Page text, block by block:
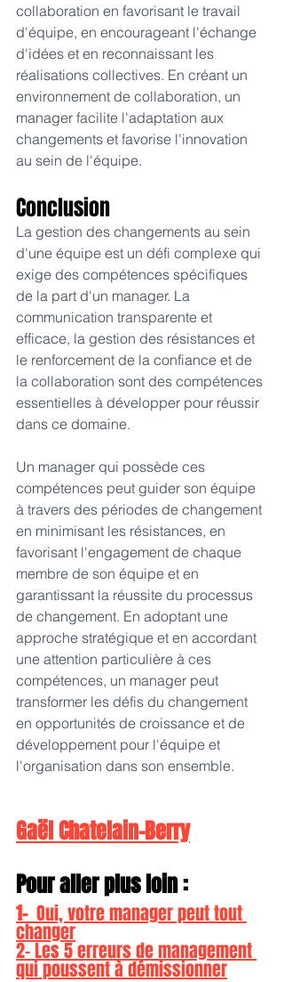
collaboration en favorisant le travail
d'équipe, en encourageant l'échange
d'idées et en reconnaissant les
réalisations collectives. En créant un
environnement de collaboration, un
manager facilite l'adaptation aux
changements et favorise l'innovation
au sein de l'équipe.
Conclusion
La gestion des changements au sein
d'une équipe est un défi complexe qui
exige des compétences spécifiques
de la part d'un manager. La
communication transparente et
efficace, la gestion des résistances et
le renforcement de la confiance et de
la collaboration sont des compétences
essentielles à développer pour réussir
dans ce domaine.
Un manager qui possède ces
compétences peut guider son équipe
à travers des périodes de changement
en minimisant les résistances, en
favorisant l'engagement de chaque
membre de son équipe et en
garantissant la réussite du processus
de changement. En adoptant une
approche stratégique et en accordant
une attention particulière à ces
compétences, un manager peut
transformer les défis du changement
en opportunités de croissance et de
développement pour l'équipe et
l'organisation dans son ensemble.
Gaël Chatelain-Berry
Pour aller plus loin :
1- Oui, votre manager peut tout
changer
2- Les 5 erreurs de management
qui poussent à démissionner